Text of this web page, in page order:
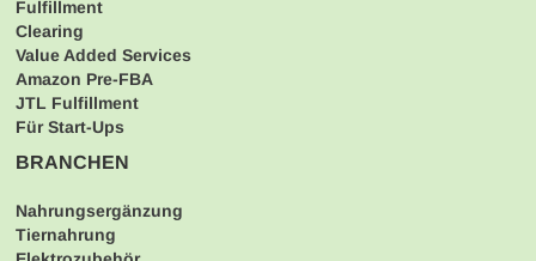
Fulfillment
Clearing
Value Added Services
Amazon Pre-FBA
JTL Fulfillment
Für Start-Ups
BRANCHEN
Nahrungsergänzung
Tiernahrung